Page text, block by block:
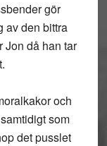
gör
av den bittra
Jon då han tar
och
som
det pusslet